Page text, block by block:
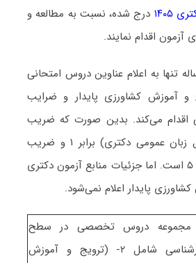
۱۴۰۵
درج شده، نسبت به مطالعه و
آزمون اقدام نمایند.
تنها به اعلام عناوین دروس امتحانی
و آﻣﻮزش ﻛﺸﺎورزی ﭘﺎﻳﺪار و ضرایب
می‌کند. بدین صورت که ضریب
دروس عمومی (شامل زبان عمومی دکتری) برابر ۱ و ضریب
دروس تخصصی برابر ۵ است. اما جزئیات منابع آزمون دکتری
ﭘﺎﻳﺪار اعلام نمی‌شود.
دروس تخصصی در سطح
کارشناسی شامل ۲- (ترویج و آموزش